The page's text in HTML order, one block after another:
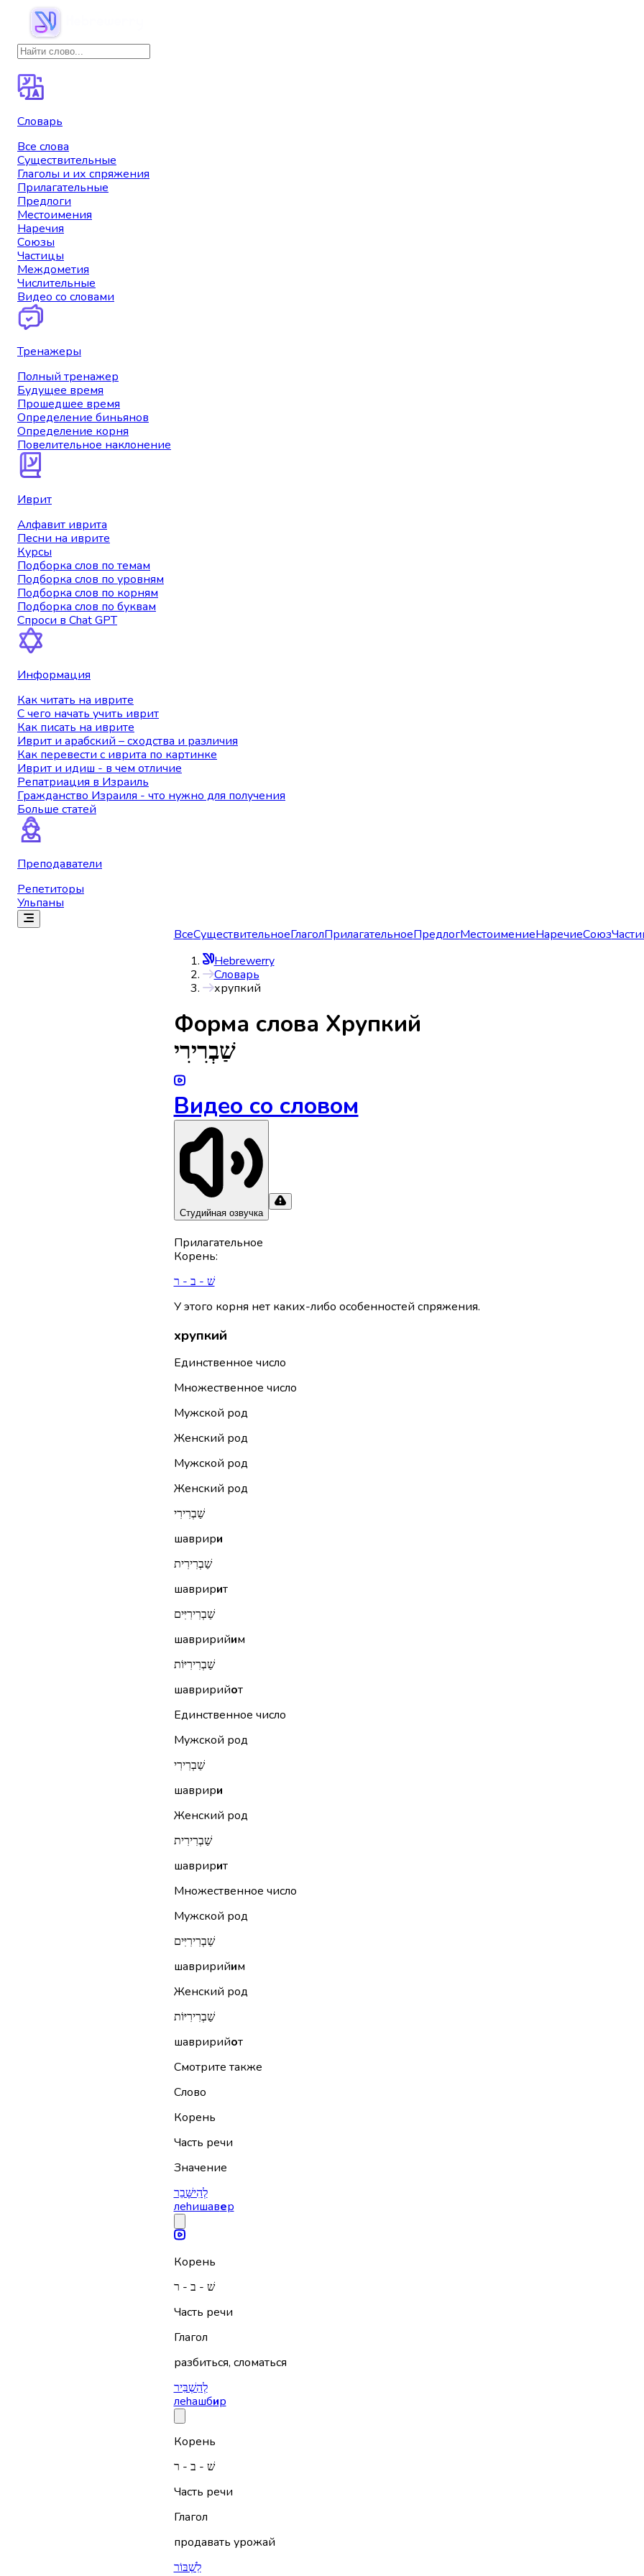
Словарь
Все слова
Существительные
Глаголы и их спряжения
Прилагательные
Предлоги
Местоимения
Наречия
Союзы
Частицы
Междометия
Числительные
Видео со словами
Тренажеры
Полный тренажер
Будущее время
Прошедшее время
Определение биньянов
Определение корня
Повелительное наклонение
Иврит
Алфавит иврита
Песни на иврите
Курсы
Подборка слов по темам
Подборка слов по уровням
Подборка слов по корням
Подборка слов по буквам
Спроси в Chat GPT
Информация
Как читать на иврите
С чего начать учить иврит
Как писать на иврите
Иврит и арабский – сходства и различия
Как перевести с иврита по картинке
Иврит и идиш - в чем отличие
Репатриация в Израиль
Гражданство Израиля - что нужно для получения
Больше статей
Преподаватели
Репетиторы
Ульпаны
ВсеСуществительноеГлаголПрилагательноеПредлогМестоимениеНаречиеСоюз
Hebrewerry
Словарь
хрупкий
Форма слова Хрупкий
שַׁבְרִירִי
Видео со словом
Студийная озвучка
Прилагательное
Корень:
שׁ - ב - ר
У этого корня нет каких-либо особенностей спряжения.
хрупкий
Единственное число
Множественное число
Мужской род
Женский род
Мужской род
Женский род
שַׁבְרִירִי
шаврири
שַׁבְרִירִית
шавририт
שַׁבְרִירִיִּים
шавририйим
שַׁבְרִירִיּוֹת
шавририйот
Единственное число
Мужской род
שַׁבְרִירִי
шаврири
Женский род
שַׁבְרִירִית
шавририт
Множественное число
Мужской род
שַׁבְרִירִיִּים
шавририйим
Женский род
שַׁבְרִירִיּוֹת
шавририйот
Смотрите также
Слово
Корень
Часть речи
Значение
לְהִישָּׁבֵר
леhишавер
Корень
שׁ - ב - ר
Часть речи
Глагол
разбиться, сломаться
לְהַשְׁבִּיר
леhашбир
Корень
שׁ - ב - ר
Часть речи
Глагол
продавать урожай
לִשְׁבּוֹר